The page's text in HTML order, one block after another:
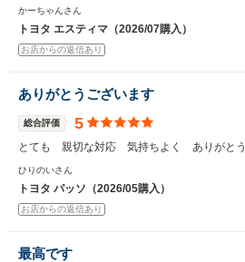
かーちゃんさん
トヨタ エスティマ（2026/07購入）
お店からの返信あり
ありがとうございます
総合評価 5
とても 親切な対応 気持ちよく ありがと
ひりのいさん
トヨタ パッソ（2026/05購入）
お店からの返信あり
最高です